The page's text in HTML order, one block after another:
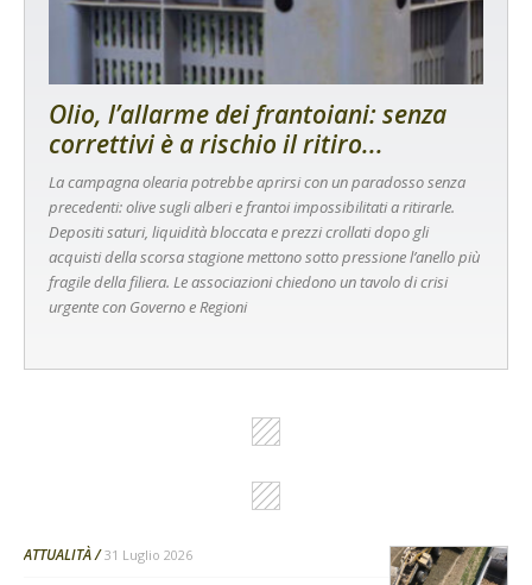
Olio, l’allarme dei frantoiani: senza
correttivi è a rischio il ritiro...
La campagna olearia potrebbe aprirsi con un paradosso senza
precedenti: olive sugli alberi e frantoi impossibilitati a ritirarle.
Depositi saturi, liquidità bloccata e prezzi crollati dopo gli
acquisti della scorsa stagione mettono sotto pressione l’anello più
fragile della filiera. Le associazioni chiedono un tavolo di crisi
urgente con Governo e Regioni
ATTUALITÀ 31 Luglio 2026